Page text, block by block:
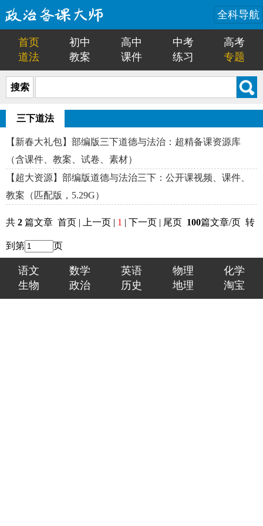
全科导航
首页 初中 高中 中考
高考
道法
教案 课件 练习 专题
搜索
三下道法
【新春大礼包】部编版三下道德与法治：超精备课资源库
（含课件、教案、试卷、素材）
【超大资源】部编版道德与法治三下：公开课视频、课件、
教案（匹配版，5.29G）
共 2 篇文章 首页 | 上一页 | 1 | 下一页 | 尾页 100篇文章/页 转
到第 页
语文 数学 英语 物理
化学
生物
政治 历史 地理 淘宝